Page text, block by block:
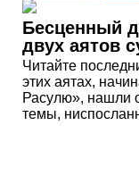
Бесценный
двух аятов
Читайте
этих аятах,
Расулю», нашли
темы,